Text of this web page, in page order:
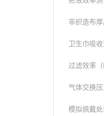
非织造布
卫生巾吸
过滤效率
气体交换
模拟佩戴